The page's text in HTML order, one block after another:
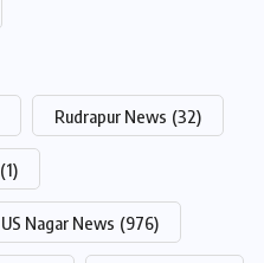
Rudrapur News (32)
(1)
US Nagar News (976)